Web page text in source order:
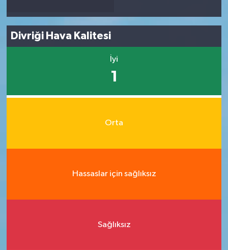
Divriği Hava Kalitesi
İyi
1
Orta
Hassaslar için sağlıksız
Sağlıksız